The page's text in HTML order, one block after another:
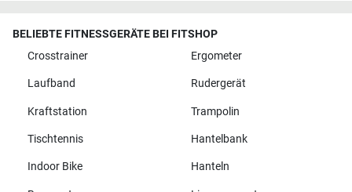
BELIEBTE FITNESSGERÄTE BEI FITSHOP
Crosstrainer
Ergometer
Laufband Rudergerät
Kraftstation Trampolin
Tischtennis Hantelbank
Indoor Bike Hanteln